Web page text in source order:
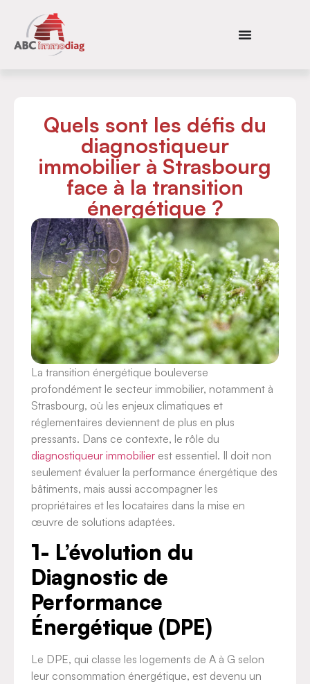
Quels sont les défis du
diagnostiqueur
immobilier à Strasbourg
face à la transition
énergétique ?
La transition énergétique bouleverse
profondément le secteur immobilier, notamment à
Strasbourg, où les enjeux climatiques et
réglementaires deviennent de plus en plus
pressants. Dans ce contexte, le rôle du
diagnostiqueur immobilier est essentiel. Il doit non
seulement évaluer la performance énergétique des
bâtiments, mais aussi accompagner les
propriétaires et les locataires dans la mise en
œuvre de solutions adaptées.
1- L’évolution du
Diagnostic de
Performance
Énergétique (DPE)
Le DPE, qui classe les logements de A à G selon
leur consommation énergétique, est devenu un